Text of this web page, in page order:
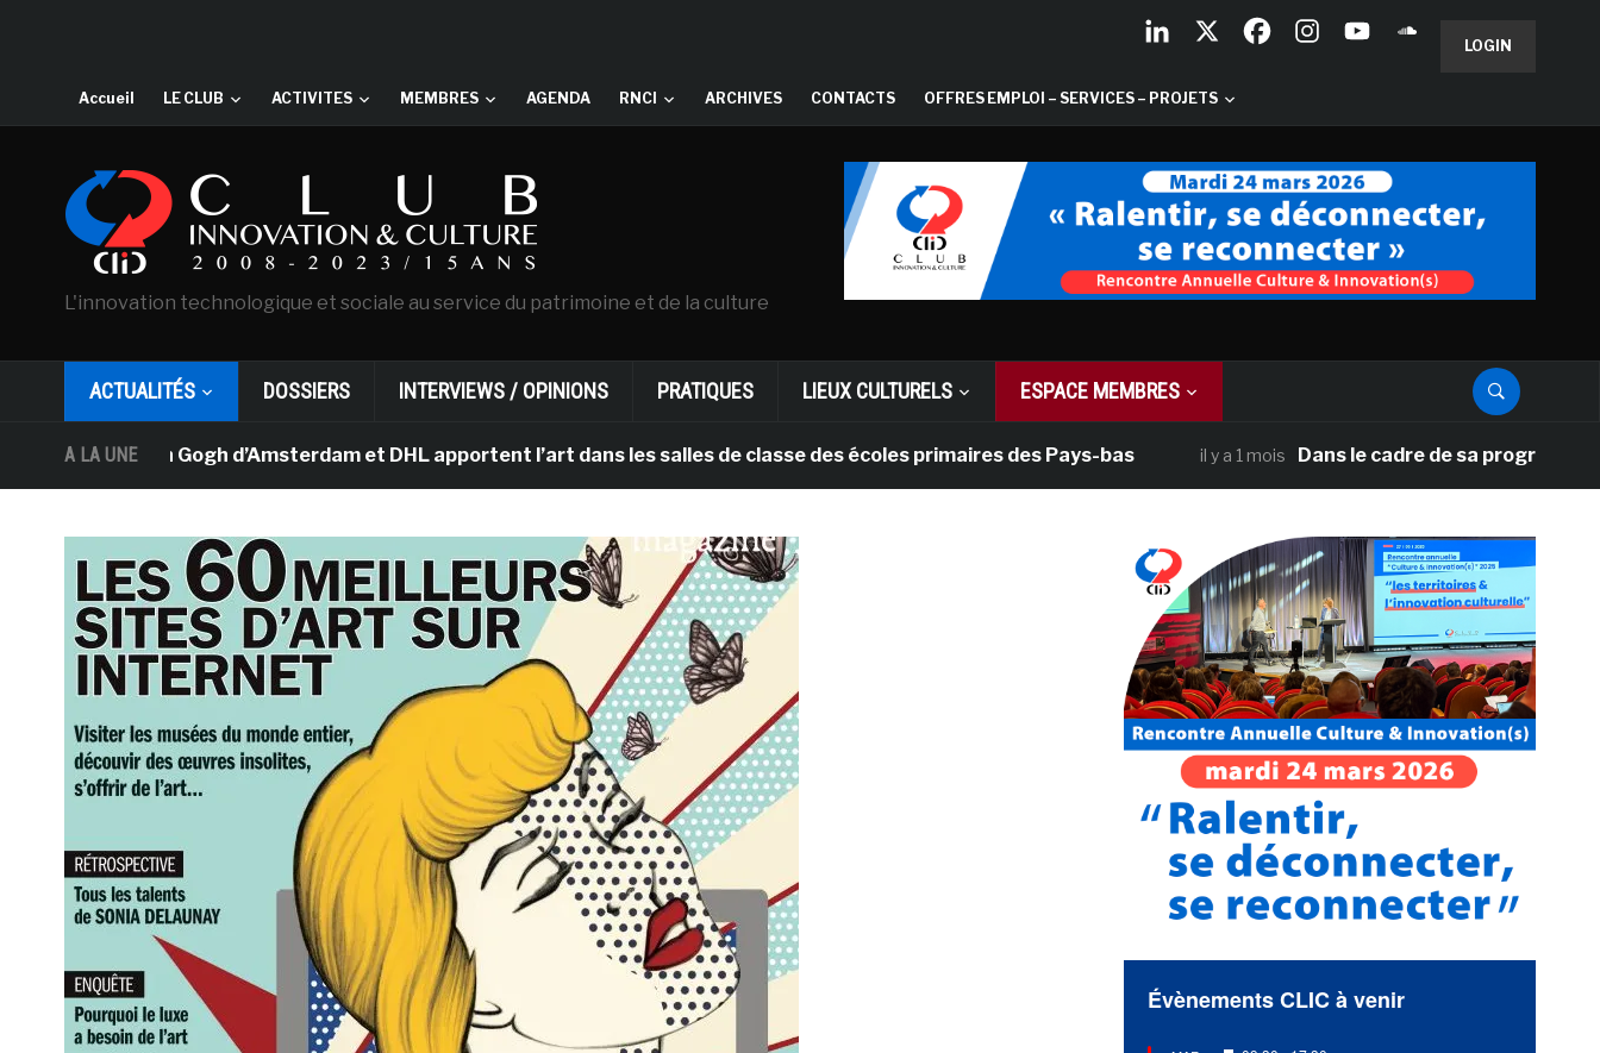
LOGIN
Accueil LE CLUB ACTIVITES MEMBRES AGENDA RNCI ARCHIVES CONTACTS OFFRES EMPLOI – SERVICES – PROJETS
L'innovation technologique et sociale au service du patrimoine et de la culture
ACTUALITÉS DOSSIERS INTERVIEWS / OPINIONS PRATIQUES LIEUX CULTURELS ESPACE MEMBRES
A LA UNE
Van Gogh d’Amsterdam et DHL apportent l’art dans les salles de classe des écoles primaires des Pays-bas il y a 1 mois Dans le cadre de sa programmation
Évènements CLIC à venir